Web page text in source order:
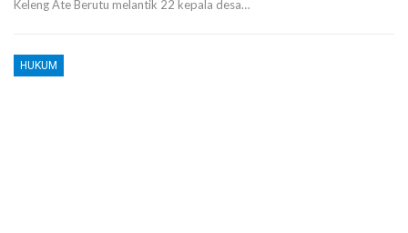
Keleng Ate Berutu melantik 22 kepala desa…
HUKUM